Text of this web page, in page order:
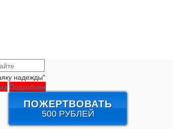
надежды"
Подробнее
ПОЖЕРТВОВАТЬ
500 РУБЛЕЙ